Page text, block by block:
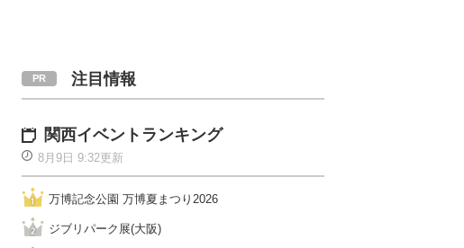
注目情報
関西イベントランキング
8月9日 9:32更新
万博記念公園 万博夏まつり2026
ジブリパーク展(大阪)